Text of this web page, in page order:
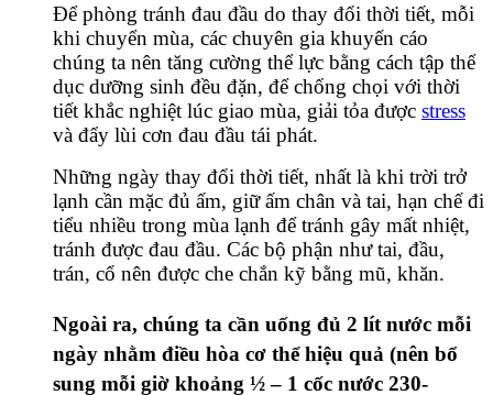
Để phòng tránh đau đầu do thay đổi thời tiết, mỗi
khi chuyển mùa, các chuyên gia khuyến cáo
chúng ta nên tăng cường thể lực bằng cách tập thể
dục dưỡng sinh đều đặn, để chống chọi với thời
tiết khắc nghiệt lúc giao mùa, giải tỏa được stress
và đẩy lùi cơn đau đầu tái phát.
Những ngày thay đổi thời tiết, nhất là khi trời trở
lạnh cần mặc đủ ấm, giữ ấm chân và tai, hạn chế đi
tiểu nhiều trong mùa lạnh để tránh gây mất nhiệt,
tránh được đau đầu. Các bộ phận như tai, đầu,
trán, cổ nên được che chắn kỹ bằng mũ, khăn.
Ngoài ra, chúng ta cần uống đủ 2 lít nước mỗi
ngày nhằm điều hòa cơ thể hiệu quả (nên bổ
sung mỗi giờ khoảng ½ – 1 cốc nước 230-